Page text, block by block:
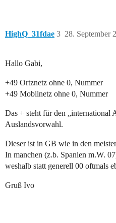
HighQ_31fdae 28. September
3
Hallo Gabi,
+49 Ortznetz ohne 0, Nummer
+49 Mobilnetz ohne 0, Nummer
Das + steht für den „international
Auslandsvorwahl.
Dieser ist in GB wie in den
In manchen (z.b. Spanien m.W.
weshalb statt generell 00 oftmals
Gruß Ivo